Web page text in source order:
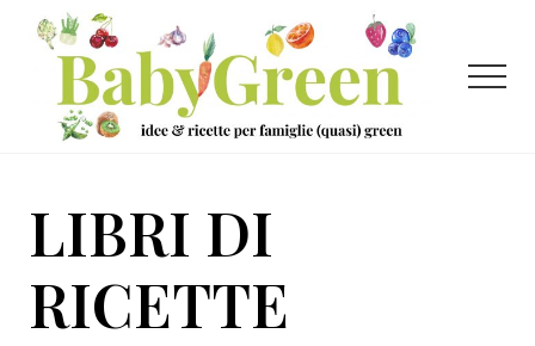
Menu
Passa
contenuto
principale
Passa
ricette
per
famiglie
Menu
LIBRI DI
RICETTE